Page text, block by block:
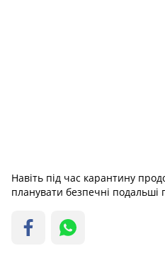
Навіть під час карантину
планувати безпечні подальші